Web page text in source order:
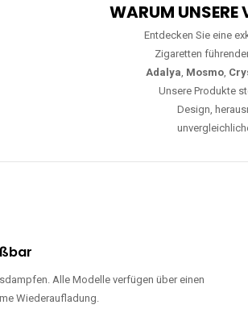
WARUM UNSERE
Entdecken Sie eine
Zigaretten
Adalya, Mosmo,
Unsere Produkte
Design,
Alle Modelle verfügen über einen
Wiederaufladung.